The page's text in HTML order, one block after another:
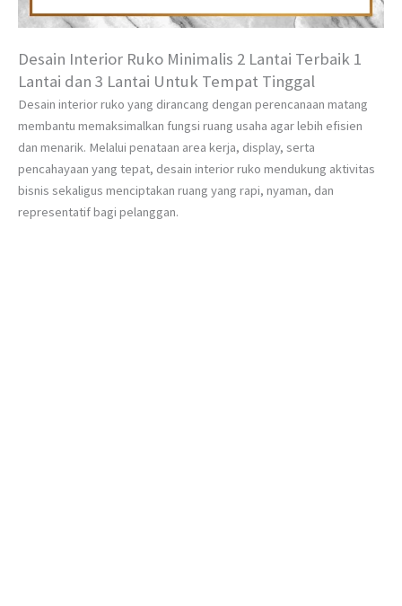
Desain Interior Ruko Minimalis 2 Lantai Terbaik 1
Lantai dan 3 Lantai Untuk Tempat Tinggal
Desain interior ruko yang dirancang dengan perencanaan matang
membantu memaksimalkan fungsi ruang usaha agar lebih efisien
dan menarik. Melalui penataan area kerja, display, serta
pencahayaan yang tepat, desain interior ruko mendukung aktivitas
bisnis sekaligus menciptakan ruang yang rapi, nyaman, dan
representatif bagi pelanggan.